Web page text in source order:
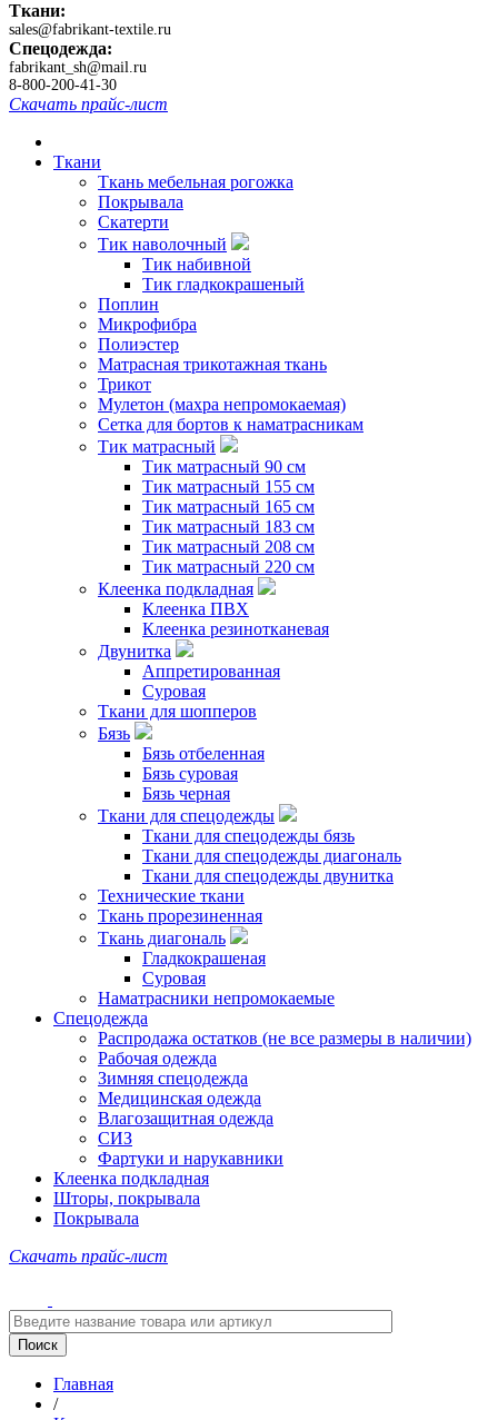
Ткани:
sales@fabrikant-textile.ru
Спецодежда:
fabrikant_sh@mail.ru
8-800-200-41-30
Скачать прайс-лист
Ткани
Ткань мебельная рогожка
Покрывала
Скатерти
Тик наволочный
Тик набивной
Тик гладкокрашеный
Поплин
Микрофибра
Полиэстер
Матрасная трикотажная ткань
Трикот
Мулетон (махра непромокаемая)
Сетка для бортов к наматрасникам
Тик матрасный
Тик матрасный 90 см
Тик матрасный 155 см
Тик матрасный 165 см
Тик матрасный 183 см
Тик матрасный 208 см
Тик матрасный 220 см
Клеенка подкладная
Клеенка ПВХ
Клеенка резинотканевая
Двунитка
Аппретированная
Суровая
Ткани для шопперов
Бязь
Бязь отбеленная
Бязь суровая
Бязь черная
Ткани для спецодежды
Ткани для спецодежды бязь
Ткани для спецодежды диагональ
Ткани для спецодежды двунитка
Технические ткани
Ткань прорезиненная
Ткань диагональ
Гладкокрашеная
Суровая
Наматрасники непромокаемые
Спецодежда
Распродажа остатков (не все размеры в наличии)
Рабочая одежда
Зимняя спецодежда
Медицинская одежда
Влагозащитная одежда
СИЗ
Фартуки и нарукавники
Клеенка подкладная
Шторы, покрывала
Покрывала
Скачать прайс-лист
Главная
/